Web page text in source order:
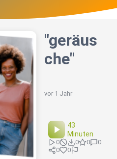
"geräus
che"
vor 1 Jahr
43
Minuten
0 0 0
0
0
0